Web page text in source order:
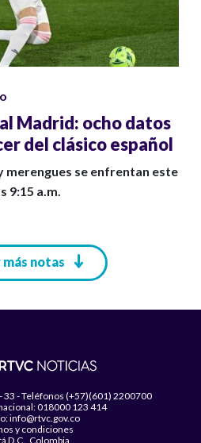
Madrid: ocho datos
del clásico español
merengues se enfrentan este
9:15 a.m.
más notas
33 - Teléfonos (+57)(601) 2200700
018000 123 414
info@rtvc.gov.co
y condiciones
D.C., Colombia